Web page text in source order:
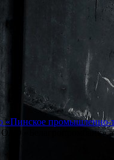
«Пинское промышленно-
ОАО «Белагропромбанк»